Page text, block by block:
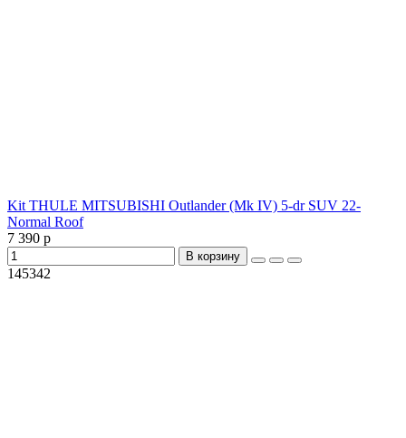
Kit THULE MITSUBISHI Outlander (Mk IV) 5-dr SUV 22-
Normal Roof
7 390 р
В корзину
145342